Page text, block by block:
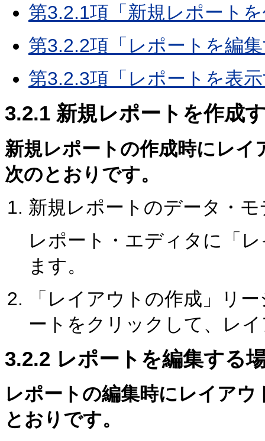
第3.2.1項「新規レポート
第3.2.2項「レポートを編
第3.2.3項「レポートを表
3.2.1 新規レポートを作成
新規レポートの作成時にレ
次のとおりです。
新規レポートのデータ・
レポート・エディタに「
ます。
「レイアウトの作成」リ
ートをクリックして、レ
3.2.2 レポートを編集する
レポートの編集時にレイア
とおりです。